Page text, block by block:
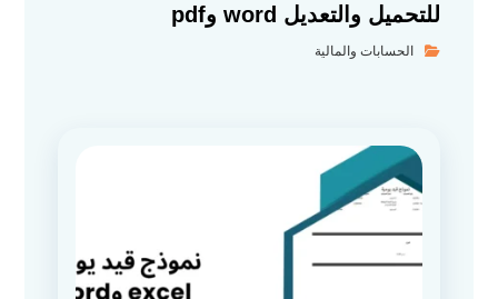
للتحميل والتعديل word وpdf
الحسابات والمالية